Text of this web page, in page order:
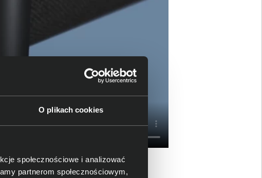
O plikach cookies
społecznościowe i analizować
partnerom społecznościowym,